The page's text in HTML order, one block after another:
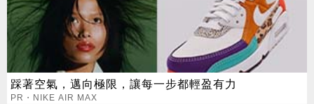
踩著空氣，邁向極限，讓每一步都輕盈有力
PR・NIKE AIR MAX